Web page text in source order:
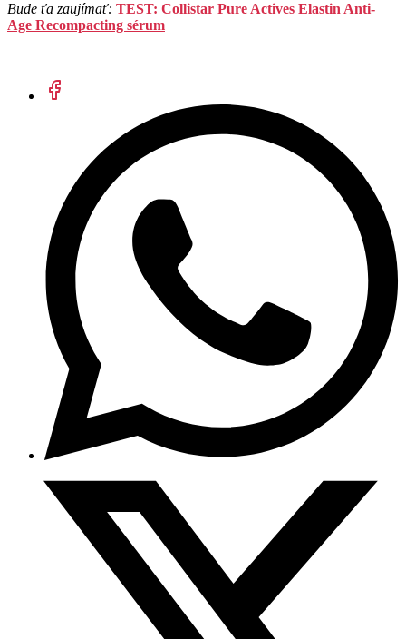
Bude ťa zaujímať: TEST: Collistar Pure Actives Elastin Anti-
Age Recompacting sérum